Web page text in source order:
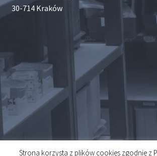
30-714 Kraków
Strona korzysta z plików cookies zgodnie z